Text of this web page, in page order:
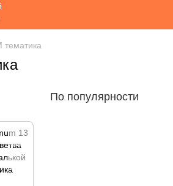
По популярности